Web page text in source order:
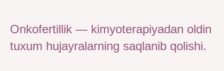
Onkofertillik — kimyoterapiyadan oldin
tuxum hujayralarning saqlanib qolishi.